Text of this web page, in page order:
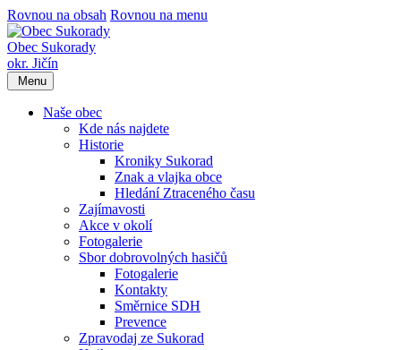
Rovnou na obsah Rovnou na menu
Obec Sukorady
okr. Jičín
Menu
Naše obec
Kde nás najdete
Historie
Kroniky Sukorad
Znak a vlajka obce
Hledání Ztraceného času
Zajímavosti
Akce v okolí
Fotogalerie
Sbor dobrovolných hasičů
Fotogalerie
Kontakty
Směrnice SDH
Prevence
Zpravodaj ze Sukorad